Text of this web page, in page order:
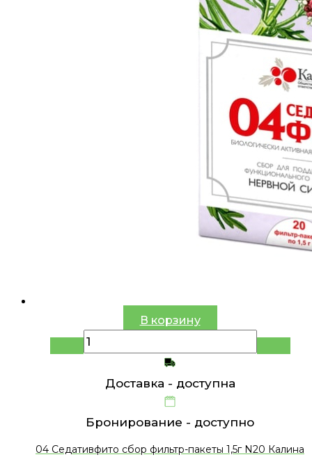
В корзину
Доставка - доступна
Бронирование - доступно
04 Седативфито сбор фильтр-пакеты 1,5г N20 Калина